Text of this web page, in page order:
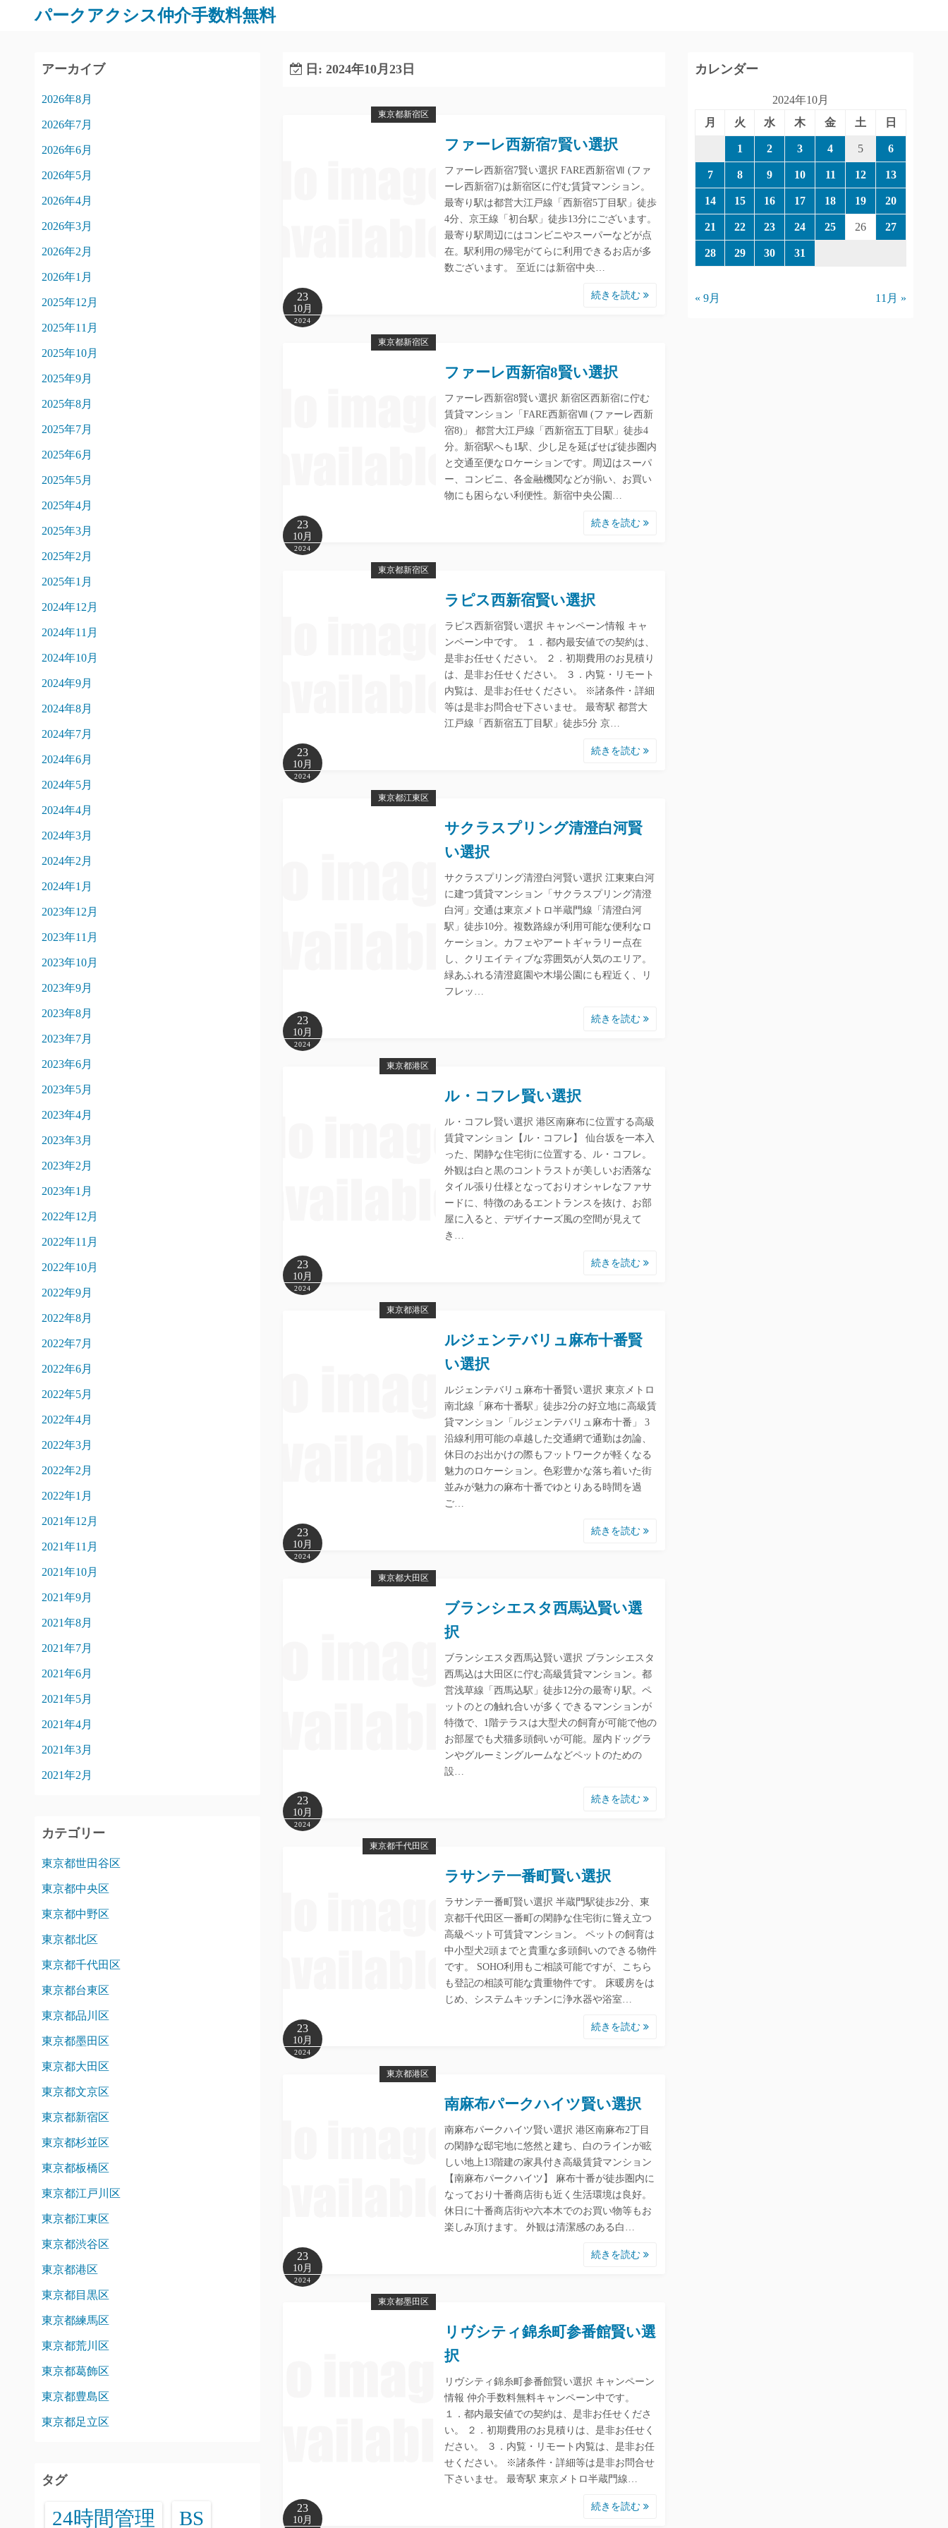
パークアクシス仲介手数料無料
日: 2024年10月23日
東京都新宿区
23
10月
2024
ファーレ西新宿7賢い選択
ファーレ西新宿7賢い選択 FARE西新宿Ⅶ (ファ
ーレ西新宿7)は新宿区に佇む賃貸マンション。
最寄り駅は都営大江戸線「西新宿5丁目駅」徒歩
4分、京王線「初台駅」徒歩13分にございます。
最寄り駅周辺にはコンビニやスーパーなどが点
在。駅利用の帰宅がてらに利用できるお店が多
数ございます。 至近には新宿中央…
続きを読む
東京都新宿区
23
10月
2024
ファーレ西新宿8賢い選択
ファーレ西新宿8賢い選択 新宿区西新宿に佇む
賃貸マンション「FARE西新宿Ⅷ (ファーレ西新
宿8)」 都営大江戸線「西新宿五丁目駅」徒歩4
分。新宿駅へも1駅、少し足を延ばせば徒歩圏内
と交通至便なロケーションです。周辺はスーパ
ー、コンビニ、各金融機関などが揃い、お買い
物にも困らない利便性。新宿中央公園…
続きを読む
東京都新宿区
23
10月
2024
ラピス西新宿賢い選択
ラピス西新宿賢い選択 キャンペーン情報 キャ
ンペーン中です。 １．都内最安値での契約は、
是非お任せください。 ２．初期費用のお見積り
は、是非お任せください。 ３．内覧・リモート
内覧は、是非お任せください。 ※諸条件・詳細
等は是非お問合せ下さいませ。 最寄駅 都営大
江戸線「西新宿五丁目駅」徒歩5分 京…
続きを読む
東京都江東区
23
10月
2024
サクラスプリング清澄白河賢
い選択
サクラスプリング清澄白河賢い選択 江東東白河
に建つ賃貸マンション「サクラスプリング清澄
白河」交通は東京メトロ半蔵門線「清澄白河
駅」徒歩10分。複数路線が利用可能な便利なロ
ケーション。カフェやアートギャラリー点在
し、クリエイティブな雰囲気が人気のエリア。
緑あふれる清澄庭園や木場公園にも程近く、リ
フレッ…
続きを読む
東京都港区
23
10月
2024
ル・コフレ賢い選択
ル・コフレ賢い選択 港区南麻布に位置する高級
賃貸マンション【ル・コフレ】 仙台坂を一本入
った、閑静な住宅街に位置する、ル・コフレ。
外観は白と黒のコントラストが美しいお洒落な
タイル張り仕様となっておりオシャレなファサ
ードに、特徴のあるエントランスを抜け、お部
屋に入ると、デザイナーズ風の空間が見えて
き…
続きを読む
東京都港区
23
10月
2024
ルジェンテバリュ麻布十番賢
い選択
ルジェンテバリュ麻布十番賢い選択 東京メトロ
南北線「麻布十番駅」徒歩2分の好立地に高級賃
貸マンション「ルジェンテバリュ麻布十番」 3
沿線利用可能の卓越した交通網で通勤は勿論、
休日のお出かけの際もフットワークが軽くなる
魅力のロケーション。色彩豊かな落ち着いた街
並みが魅力の麻布十番でゆとりある時間を過
ご…
続きを読む
東京都大田区
23
10月
2024
ブランシエスタ西馬込賢い選
択
ブランシエスタ西馬込賢い選択 ブランシエスタ
西馬込は大田区に佇む高級賃貸マンション。都
営浅草線「西馬込駅」徒歩12分の最寄り駅。ペ
ットのとの触れ合いが多くできるマンションが
特徴で、1階テラスは大型犬の飼育が可能で他の
お部屋でも犬猫多頭飼いが可能。屋内ドッグラ
ンやグルーミングルームなどペットのための
設…
続きを読む
東京都千代田区
23
10月
2024
ラサンテ一番町賢い選択
ラサンテ一番町賢い選択 半蔵門駅徒歩2分、東
京都千代田区一番町の閑静な住宅街に聳え立つ
高級ペット可賃貸マンション。 ペットの飼育は
中小型犬2頭までと貴重な多頭飼いのできる物件
です。 SOHO利用もご相談可能ですが、こちら
も登記の相談可能な貴重物件です。 床暖房をは
じめ、システムキッチンに浄水器や浴室…
続きを読む
東京都港区
23
10月
2024
南麻布パークハイツ賢い選択
南麻布パークハイツ賢い選択 港区南麻布2丁目
の閑静な邸宅地に悠然と建ち、白のラインが眩
しい地上13階建の家具付き高級賃貸マンション
【南麻布パークハイツ】 麻布十番が徒歩圏内に
なっており十番商店街も近く生活環境は良好。
休日に十番商店街や六本木でのお買い物等もお
楽しみ頂けます。 外観は清潔感のある白…
続きを読む
東京都墨田区
23
10月
リヴシティ錦糸町参番館賢い選
択
リヴシティ錦糸町参番館賢い選択 キャンペーン
情報 仲介手数料無料キャンペーン中です。
１．都内最安値での契約は、是非お任せくださ
い。 ２．初期費用のお見積りは、是非お任せく
ださい。 ３．内覧・リモート内覧は、是非お任
せください。 ※諸条件・詳細等は是非お問合せ
下さいませ。 最寄駅 東京メトロ半蔵門線…
続きを読む
アーカイブ
2026年8月
2026年7月
2026年6月
2026年5月
2026年4月
2026年3月
2026年2月
2026年1月
2025年12月
2025年11月
2025年10月
2025年9月
2025年8月
2025年7月
2025年6月
2025年5月
2025年4月
2025年3月
2025年2月
2025年1月
2024年12月
2024年11月
2024年10月
2024年9月
2024年8月
2024年7月
2024年6月
2024年5月
2024年4月
2024年3月
2024年2月
2024年1月
2023年12月
2023年11月
2023年10月
2023年9月
2023年8月
2023年7月
2023年6月
2023年5月
2023年4月
2023年3月
2023年2月
2023年1月
2022年12月
2022年11月
2022年10月
2022年9月
2022年8月
2022年7月
2022年6月
2022年5月
2022年4月
2022年3月
2022年2月
2022年1月
2021年12月
2021年11月
2021年10月
2021年9月
2021年8月
2021年7月
2021年6月
2021年5月
2021年4月
2021年3月
2021年2月
カテゴリー
東京都世田谷区
東京都中央区
東京都中野区
東京都北区
東京都千代田区
東京都台東区
東京都品川区
東京都墨田区
東京都大田区
東京都文京区
東京都新宿区
東京都杉並区
東京都板橋区
東京都江戸川区
東京都江東区
東京都渋谷区
東京都港区
東京都目黒区
東京都練馬区
東京都荒川区
東京都葛飾区
東京都豊島区
東京都足立区
タグ
24時間管理 BS
カレンダー
2024年10月
月
火 水 木 金 土 日
1 2 3 4 5 6
7 8 9 10 11 12 13
14 15 16 17 18 19 20
21 22 23 24 25 26 27
28 29 30 31
« 9月 11月 »